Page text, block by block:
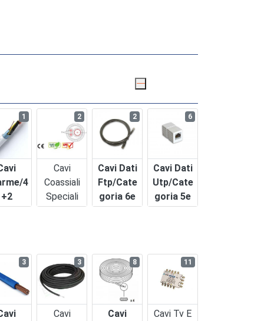
4
+2
1
Cavi
Coassiali
Speciali
2
Cavi Dati
Ftp/cate
Goria 6e
2
Cavi Dati
Utp/cate
Goria 5e
6
3
Cavi
3
Cavi
8
Cavi Tv E
11